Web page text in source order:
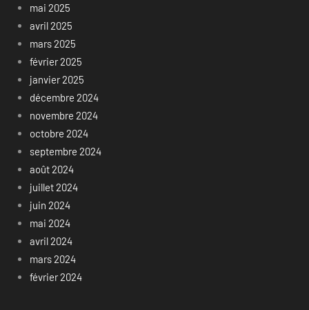
mai 2025
avril 2025
mars 2025
février 2025
janvier 2025
décembre 2024
novembre 2024
octobre 2024
septembre 2024
août 2024
juillet 2024
juin 2024
mai 2024
avril 2024
mars 2024
février 2024